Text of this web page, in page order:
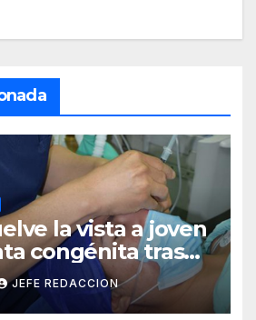
la vista a joven
congénita tras
limitación visual
JEFE REDACCION